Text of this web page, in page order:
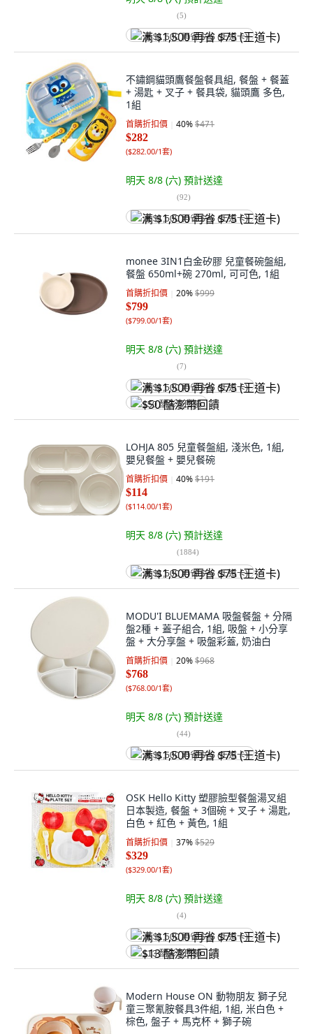
(5)
满 $1,500 再省 $75 (王道卡)
不鏽鋼貓頭鷹餐盤餐具組, 餐盤 + 餐蓋
+ 湯匙 + 叉子 + 餐具袋, 貓頭鷹 多色,
1組
首購折扣價 40%$471
$282
($282.00/1套)
明天 8/8 (六) 預計送達
(92)
满 $1,500 再省 $75 (王道卡)
monee 3IN1白金矽膠 兒童餐碗盤組,
餐盤 650ml+碗 270ml, 可可色, 1組
首購折扣價 20%$999
$799
($799.00/1套)
明天 8/8 (六) 預計送達
(7)
满 $1,500 再省 $75 (王道卡)
$50 酷澎幣回饋
LOHJA 805 兒童餐盤組, 淺米色, 1組,
嬰兒餐盤 + 嬰兒餐碗
首購折扣價 40%$191
$114
($114.00/1套)
明天 8/8 (六) 預計送達
(1884)
满 $1,500 再省 $75 (王道卡)
MODU'I BLUEMAMA 吸盤餐盤 + 分隔
盤2種 + 蓋子組合, 1組, 吸盤 + 小分享
盤 + 大分享盤 + 吸盤彩蓋, 奶油白
首購折扣價 20%$968
$768
($768.00/1套)
明天 8/8 (六) 預計送達
(44)
满 $1,500 再省 $75 (王道卡)
OSK Hello Kitty 塑膠臉型餐盤湯叉組
日本製造, 餐盤 + 3個碗 + 叉子 + 湯匙,
白色 + 紅色 + 黃色, 1組
首購折扣價 37%$529
$329
($329.00/1套)
明天 8/8 (六) 預計送達
(4)
满 $1,500 再省 $75 (王道卡)
$13 酷澎幣回饋
Modern House ON 動物朋友 獅子兒
童三聚氰胺餐具3件組, 1組, 米白色 +
棕色, 盤子 + 馬克杯 + 獅子碗